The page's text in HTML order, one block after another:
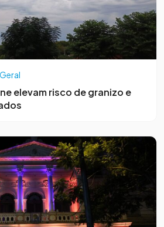
Geral
elevam risco de granizo e